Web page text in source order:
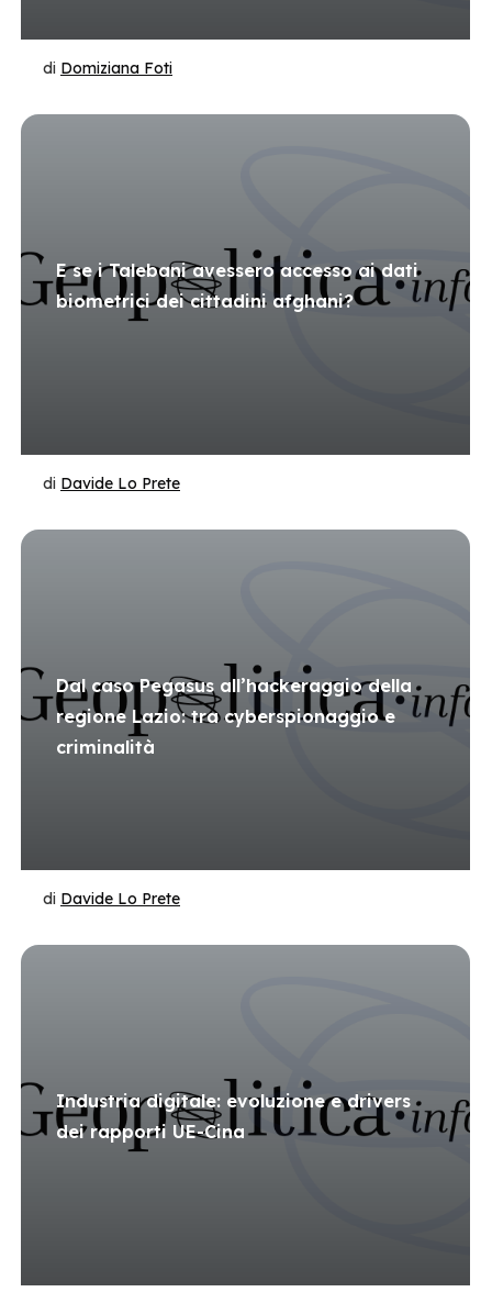
di Domiziana Foti
E se i Talebani avessero accesso ai dati
biometrici dei cittadini afghani?
di Davide Lo Prete
Dal caso Pegasus all’hackeraggio della
regione Lazio: tra cyberspionaggio e
criminalità
di Davide Lo Prete
Industria digitale: evoluzione e drivers
dei rapporti UE-Cina